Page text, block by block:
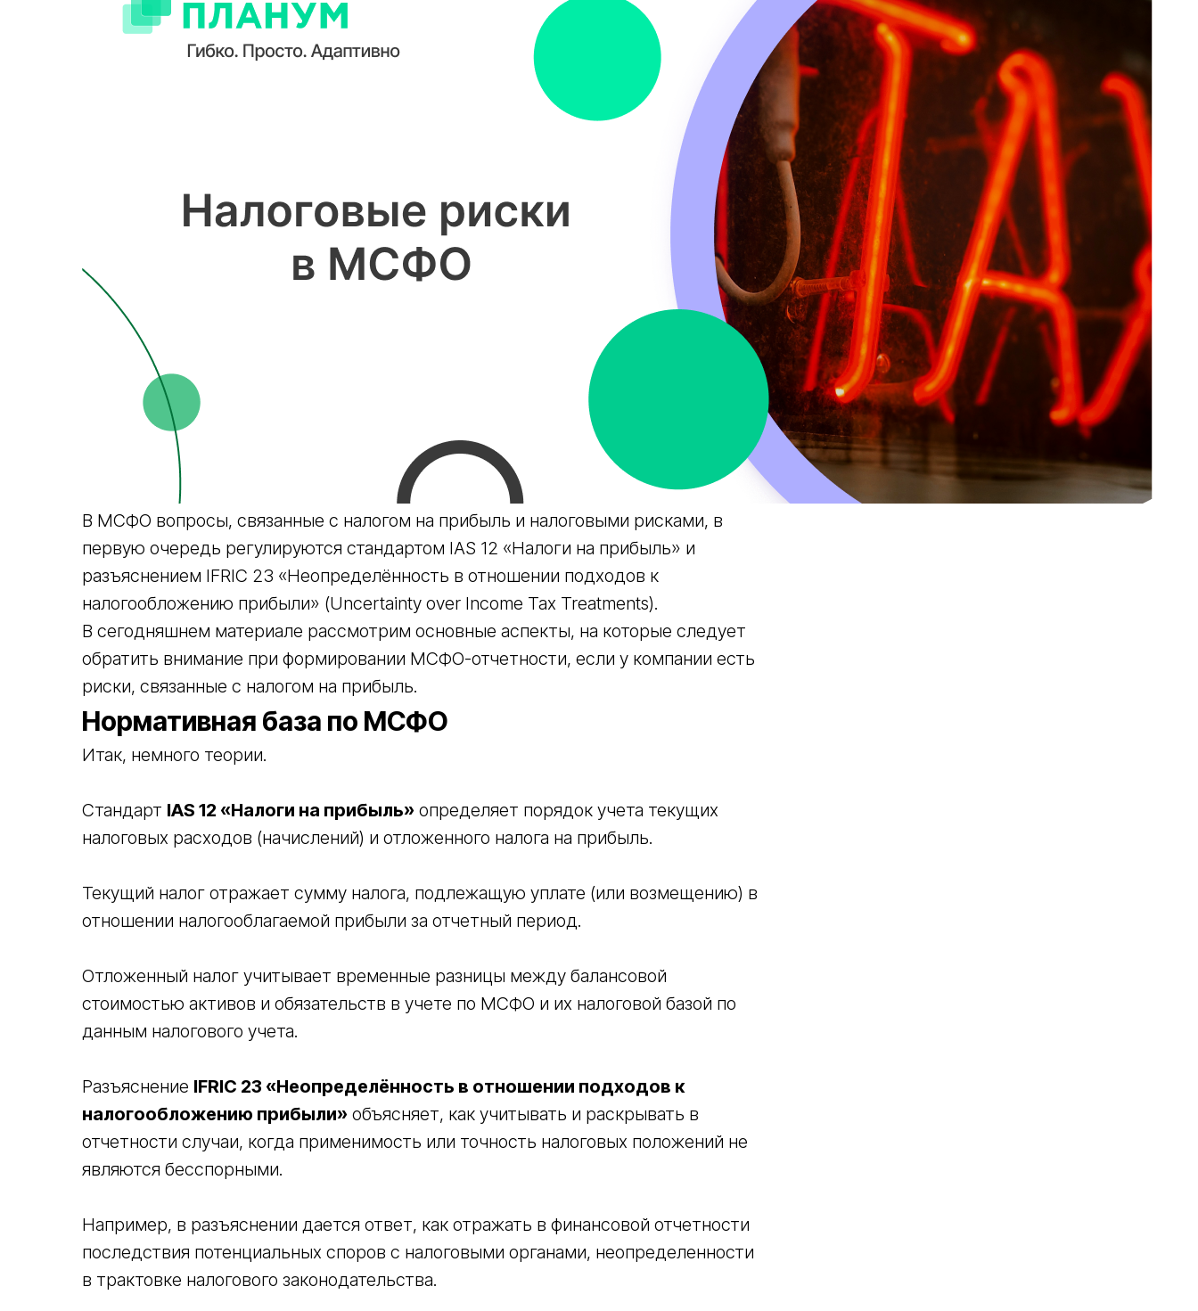
В МСФО вопросы, связанные с налогом на прибыль и налоговыми рисками, в
первую очередь регулируются стандартом IAS 12 «Налоги на прибыль» и
разъяснением IFRIC 23 «Неопределённость в отношении подходов к
налогообложению прибыли» (Uncertainty over Income Tax Treatments).
В сегодняшнем материале рассмотрим основные аспекты, на которые следует
обратить внимание при формировании МСФО-отчетности, если у компании есть
риски, связанные с налогом на прибыль.
Нормативная база по МСФО
Итак, немного теории.
Стандарт IAS 12 «Налоги на прибыль» определяет порядок учета текущих
налоговых расходов (начислений) и отложенного налога на прибыль.
Текущий налог отражает сумму налога, подлежащую уплате (или возмещению) в
отношении налогооблагаемой прибыли за отчетный период.
Отложенный налог учитывает временные разницы между балансовой
стоимостью активов и обязательств в учете по МСФО и их налоговой базой по
данным налогового учета.
Разъяснение IFRIC 23 «Неопределённость в отношении подходов к
налогообложению прибыли» объясняет, как учитывать и раскрывать в
отчетности случаи, когда применимость или точность налоговых положений не
являются бесспорными.
Например, в разъяснении дается ответ, как отражать в финансовой отчетности
последствия потенциальных споров с налоговыми органами, неопределенности
в трактовке налогового законодательства.